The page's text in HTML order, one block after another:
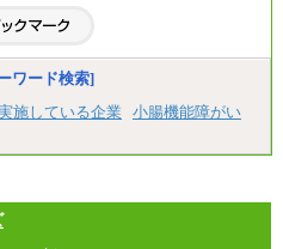
っては、記載額を超える場合もあ
に変更はございません。
ワード検索]
施している企業
小腸機能障がい